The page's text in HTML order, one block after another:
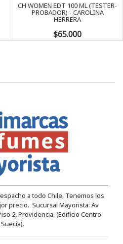
CH WOMEN EDT 100 ML (TESTER-
PROBADOR) - CAROLINA
HERRERA
$65.000
a todo Chile, Tenemos los
precio. Sucursal Mayorista: Av
2, Providencia. (Edificio Centro
Suecia).